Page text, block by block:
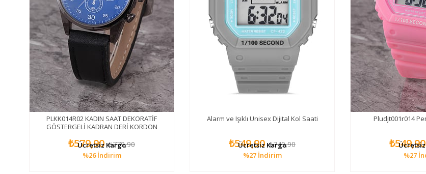
PLKK014R02 KADIN SAAT DEKORATİF
GÖSTERGELİ KADRAN DERİ KORDON
₺579,90 ₺779,90
%26 İndirim
Ücretsiz Kargo
Alarm ve Işıklı Unisex Dijital Kol Saati
₺549,90 ₺749,90
%27 İndirim
Ücretsiz Kargo
Pludjt001r014
₺549,90
%27